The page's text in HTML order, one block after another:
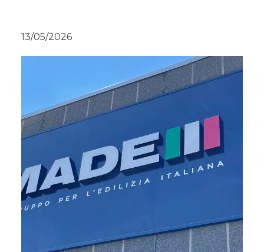
13/05/2026